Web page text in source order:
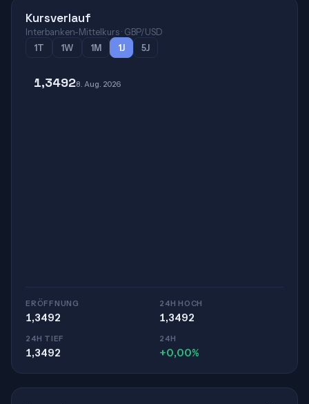
Kursverlauf
Interbanken-Mittelkurs · GBP/USD
1T
1W 1M 1J 5J
1,34928. Aug. 2026
ERÖFFNUNG
1,3492
24H HOCH
1,3492
24H TIEF
1,3492
24H
+0,00%